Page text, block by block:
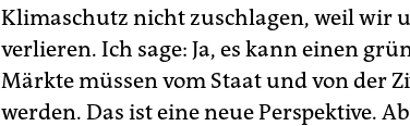
Klimaschutz nicht zuschlagen, weil wir
verlieren. Ich sage: Ja, es kann einen
Märkte müssen vom Staat und von der
werden. Das ist eine neue Perspektive.